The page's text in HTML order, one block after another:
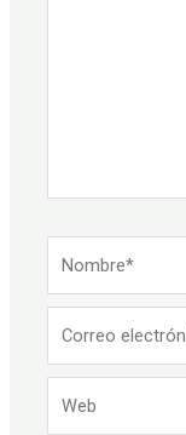
electrónico*